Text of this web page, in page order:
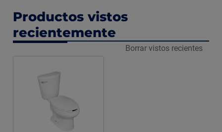
Productos vistos
recientemente
Borrar vistos recientes